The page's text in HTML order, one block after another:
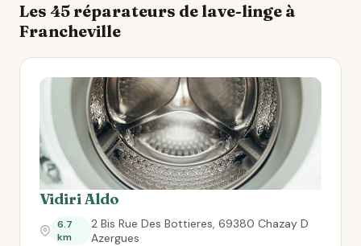
Les 45 réparateurs de lave-linge à
Francheville
Vidiri Aldo
6.7
km
2 Bis Rue Des Bottieres, 69380 Chazay D
Azergues